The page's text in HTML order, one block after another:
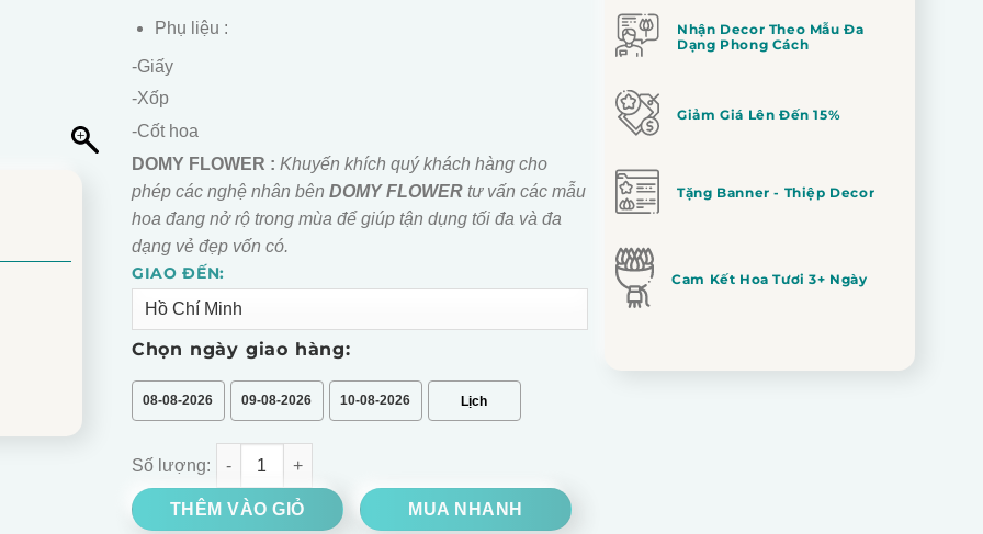
Phụ liệu :
-Giấy
-Xốp
-Cốt hoa
DOMY FLOWER : Khuyến khích quý khách hàng cho
phép các nghệ nhân bên DOMY FLOWERtư vấn các mẫu
hoa đang nở rộ trong mùa để giúp tận dụng tối đa và đa
dạng vẻ đẹp vốn có.
GIAO ĐẾN:
Chọn ngày giao hàng:
08-08-2026 09-08-2026 10-08-2026
BÓ HOA HỒNG SÁP 4 LỚP HỒNG ĐÍNH NƠ số lượng
THÊM VÀO GIỎ MUA NHANH
Alternative:
Nhận Decor Theo Mẫu Đa
Dạng Phong Cách
Giảm Giá Lên Đến 15%
Tặng Banner - Thiệp Decor
Cam Kết Hoa Tươi 3+ Ngày